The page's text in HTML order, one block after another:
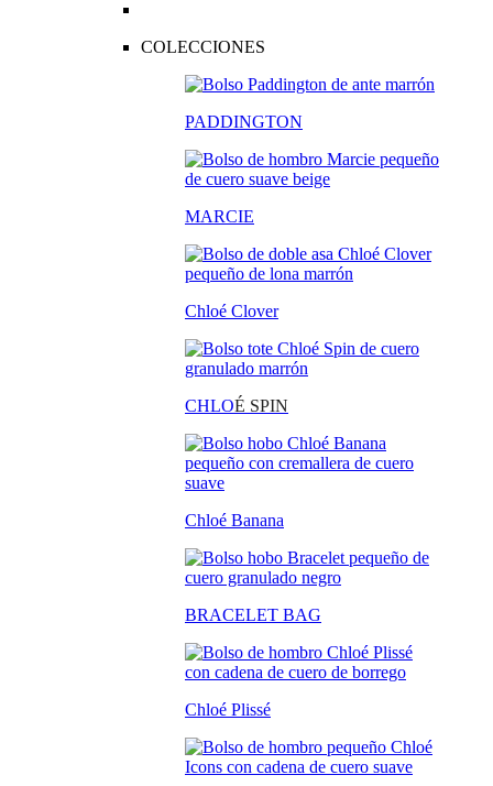
COLECCIONES
PADDINGTON
MARCIE
Chloé Clover
CHLOÉ SPIN
Chloé Banana
BRACELET BAG
Chloé Plissé